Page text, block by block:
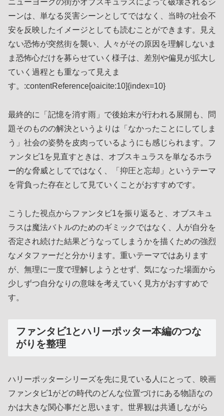
ニューヨークの街がオブスキュラスによって破壊されるシ
ーンは、単なる災害シーンとしてではなく、当時の社会不
安を反映したイメージとしても読むことができます。見え
ない恐怖が突然街を襲い、人々がその原因を理解しないま
ま恐怖心だけを募らせていく様子は、差別や偏見が拡大し
ていく過程とも重なって見えま
す。:contentReference[oaicite:10]{index=10}
最終的に「記憶を消す雨」で後始末が行われる展開も、問
題そのものの解決というよりは「なかったことにしてしま
う」社会の姿勢を皮肉っているようにも感じられます。フ
ァンタビ1を見直すときは、オブスキュラスを単なるホラ
ー的な脅威としてではなく、「抑圧と忘却」というテーマ
を背負った存在として見ていくことがおすすめです。
こうした視点からファンタビ1を振り返ると、オブスキュ
ラスは魔法バトルのためのギミックではなく、人が自分を
否定され続けた結果どうなってしまうかを描くための強烈
なメタファーだと分かります。重いテーマではあります
が、無理に一度で理解しようとせず、気になった場面から
少しずつ自分なりの意味を考えていく見方がおすすめで
す。
ファンタビ1とハリーポッター本編のつな
がりを整理
ハリーポッターシリーズを先に見ている人にとって、映画
ファンタビ1がどの時代のどんな位置づけにある物語なの
かは大きな関心事だと思います。世界観は共通しながら